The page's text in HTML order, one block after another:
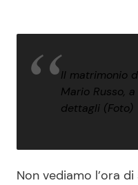
Il matrimonio
Mario Russo,
dettagli (Foto)
Non vediamo l’ora